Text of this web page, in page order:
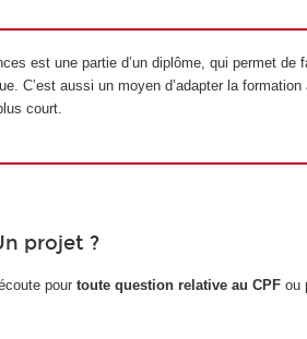
est une partie d’un diplôme, qui permet de
C’est aussi un moyen d’adapter la
court.
projet ?
pour toute question relative au CPFou